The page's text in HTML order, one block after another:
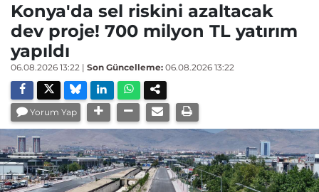
Konya'da sel riskini azaltacak
dev proje! 700 milyon TL yatırım
yapıldı
06.08.2026 13:22 | Son Güncelleme: 06.08.2026 13:22
Yorum Yap